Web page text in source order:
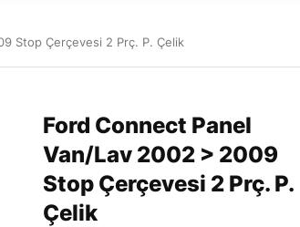
Stop Çerçevesi 2 Prç. P. Çelik
Ford Connect Panel
Van/Lav 2002 > 2009
Stop Çerçevesi 2 Prç. P.
Çelik